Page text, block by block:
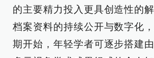
的主要精力投入更具创造性的
档案资料的持续公开与数字化
期开始，年轻学者可逐步搭建